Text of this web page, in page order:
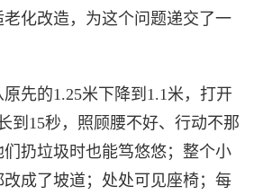
化改造，为这个问题递交了一
先的1.25米下降到1.1米，打开
到15秒，照顾腰不好、行动不那
扔垃圾时也能笃悠悠；整个小
成了坡道；处处可见座椅；每